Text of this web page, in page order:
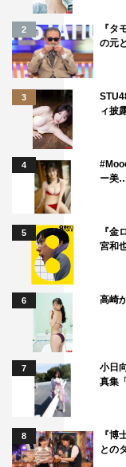
2
『
の元
3
ィ披
4
ー美
5
『
宮和
6 高崎
7
小日
真集
8
『
との